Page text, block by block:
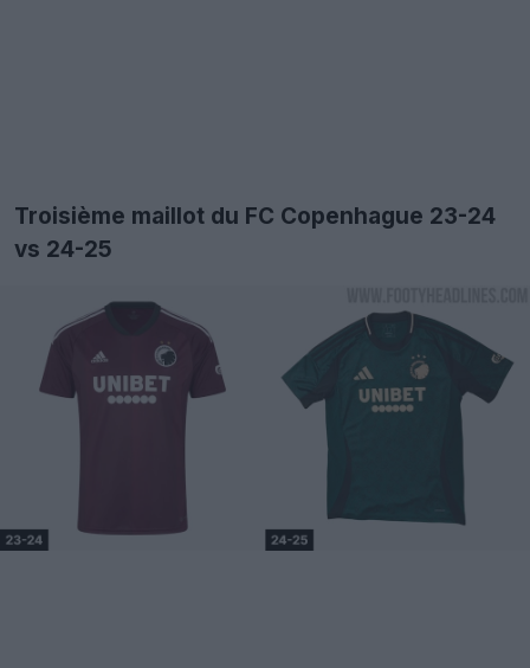
Troisième maillot du FC Copenhague 23-24
vs 24-25